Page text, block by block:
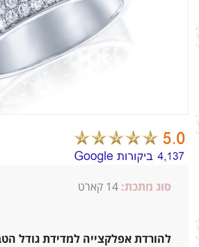
סוג מתכת: 14 קארט
להורדת אפלקצייה למדידת גודל